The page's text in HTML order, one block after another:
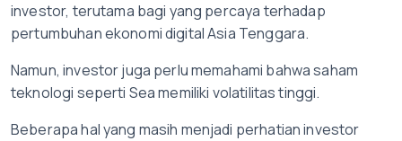
investor, terutama bagi yang percaya terhadap
pertumbuhan ekonomi digital Asia Tenggara.
Namun, investor juga perlu memahami bahwa saham
teknologi seperti Sea memiliki volatilitas tinggi.
Beberapa hal yang masih menjadi perhatian investor